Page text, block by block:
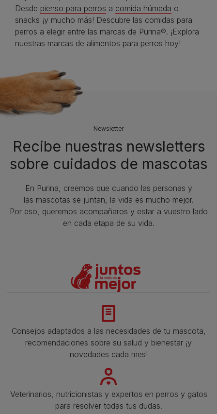
Desde pienso para perros a comida húmeda o
snacks ¡y mucho más! Descubre las comidas para
perros a elegir entre las marcas de Purina®. ¡Explora
nuestras marcas de alimentos para perros hoy!
Newsletter
Recibe nuestras newsletters
sobre cuidados de mascotas​
En Purina, creemos que cuando las personas y
las mascotas se juntan, la vida es mucho mejor.
Por eso, queremos acompañaros y estar a vuestro lado
en cada etapa de su vida.​
Consejos adaptados a las necesidades de tu mascota,
recomendaciones sobre su salud y bienestar ¡y
novedades cada mes!
Veterinarios, nutricionistas y expertos en perros y gatos
para resolver todas tus dudas.​